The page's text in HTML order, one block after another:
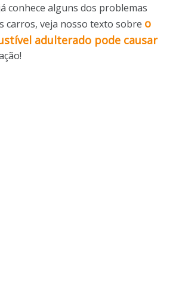
conhece alguns dos problemas
carros, veja nosso texto sobre o
adulterado pode causar